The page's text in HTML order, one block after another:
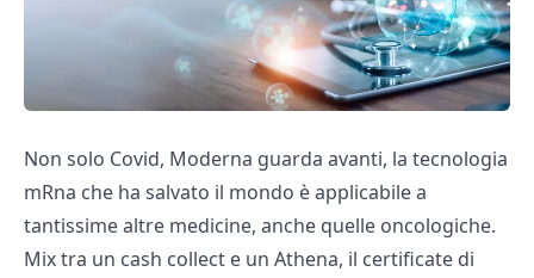
Non solo Covid, Moderna guarda avanti, la tecnologia
mRna che ha salvato il mondo è applicabile a
tantissime altre medicine, anche quelle oncologiche.
Mix tra un cash collect e un Athena, il certificate di